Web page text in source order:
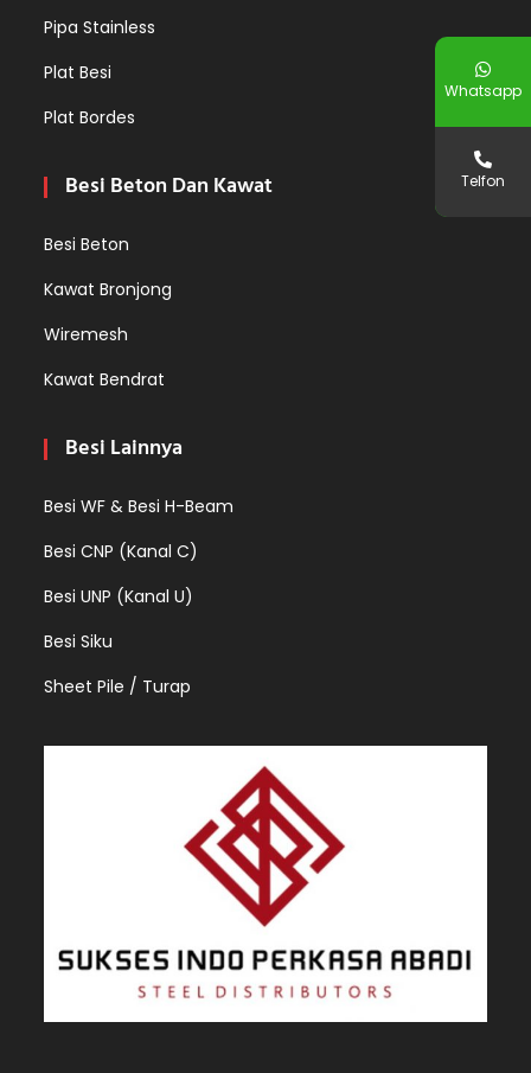
Pipa Stainless
Plat Besi
Plat Bordes
Besi Beton Dan Kawat
Besi Beton
Kawat Bronjong
Wiremesh
Kawat Bendrat
Besi Lainnya
Besi WF & Besi H-Beam
Besi CNP (Kanal C)
Besi UNP (Kanal U)
Besi Siku
Sheet Pile / Turap
Whatsapp
Telfon